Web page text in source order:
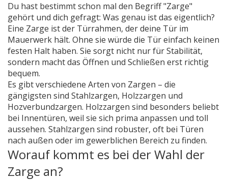
Du hast bestimmt schon mal den Begriff "Zarge"
gehört und dich gefragt: Was genau ist das eigentlich?
Eine Zarge ist der Türrahmen, der deine Tür im
Mauerwerk hält. Ohne sie würde die Tür einfach keinen
festen Halt haben. Sie sorgt nicht nur für Stabilität,
sondern macht das Öffnen und Schließen erst richtig
bequem.
Es gibt verschiedene Arten von Zargen – die
gängigsten sind Stahlzargen, Holzzargen und
Hozverbundzargen. Holzzargen sind besonders beliebt
bei Innentüren, weil sie sich prima anpassen und toll
aussehen. Stahlzargen sind robuster, oft bei Türen
nach außen oder im gewerblichen Bereich zu finden.
Worauf kommt es bei der Wahl der
Zarge an?